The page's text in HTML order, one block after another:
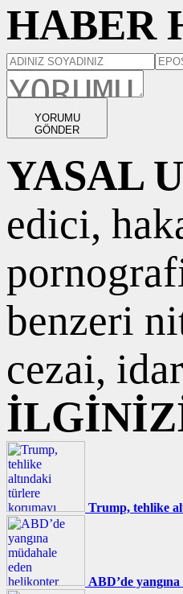
HABER
YORUMU
GÖNDER
YASAL
edici,
benzeri
cezai,
Trump, tehlike
ABD’de